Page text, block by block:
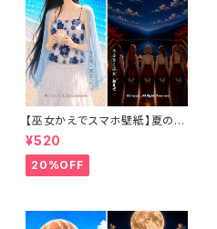
【巫女かえでスマホ壁紙】夏の思
い出と星空の祈りセット 〈カレン
ダーなし・1ヶ月利用コード付き〉
¥520
20%OFF